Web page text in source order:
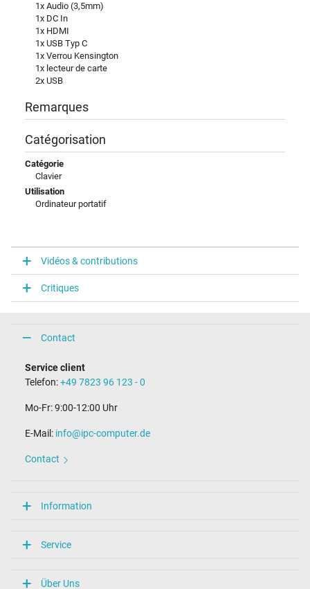
1x Audio (3,5mm)
1x DC In
1x HDMI
1x USB Typ C
1x Verrou Kensington
1x lecteur de carte
2x USB
Remarques
Catégorisation
Catégorie
Clavier
Utilisation
Ordinateur portatif
Vidéos & contributions
Critiques
Contact
Service client
Telefon:+49 7823 96 123 - 0
Mo-Fr: 9:00-12:00 Uhr
E-Mail: info@ipc-computer.de
Contact
Information
Service
Über Uns